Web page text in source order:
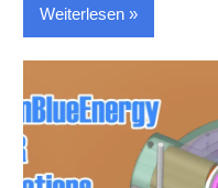
Weiterlesen